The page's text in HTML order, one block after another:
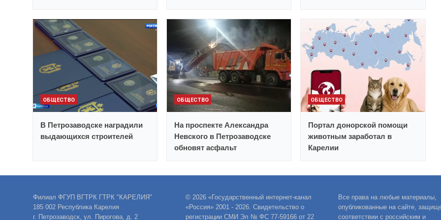
ОБЩЕСТВО
В Петрозаводске наградили
выдающихся строителей
ОБЩЕСТВО
На проспекте Александра
Невского в Петрозаводске
обновят асфальт
ОБЩЕСТВО
Портал донорской помощи
животным заработал в
Карелии
Филиал ФГУП ВГТРК ГТРК "КАРЕЛИЯ"
185 002 Республика Карелия
г. Петрозаводск, ул. Пирогова, д. 2
© 2026 «Государственный интернет-канал
«Россия» 2001 - 2026. Свидетельство о
регистрации СМИ Эл № ФС 77-59166 от 22
Все права на любые материалы,
опубликованные на сайте,
соответствии с российским и